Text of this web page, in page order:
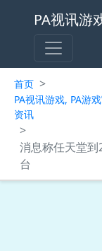
PA视讯游
首页 >
PA视讯游戏, PA游
资讯
>
消息称任天堂
台